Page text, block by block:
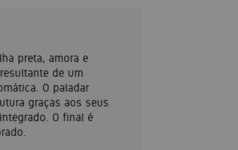
preta, amora e
de um
O paladar
graças aos seus
O final é